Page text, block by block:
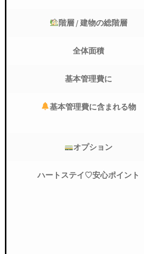
階層 / 建物の総階層
全体面積
基本管理費に
基本管理費に含まれる物
オプション
ハートステイ♡安心ポイント